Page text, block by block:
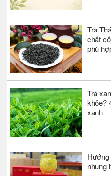
Trà
chất
phù
Trà
khỏe?
xanh
Hướng
nhung